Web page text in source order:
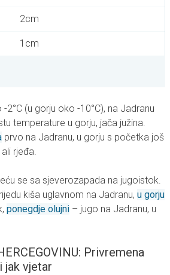
2cm
1cm
-2°C (u gorju oko -10°C), na Jadranu
temperature u gorju, jača južina.
prvo na Jadranu, u gorju s početka još
rjeđa.
se sa sjeverozapada na jugoistok.
kiša uglavnom na Jadranu, u gorju
ponegdje olujni – jugo na Jadranu, u
Privremena
jak vjetar